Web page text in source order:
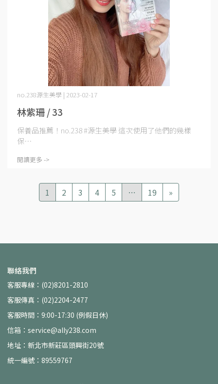
林紫珊 / 33
no.238源生美學 | 2023-02-17
保養品推薦！no.238 #源生美學 這次使用了他們的幾樣
保⋯
閱讀更多 ->
1 2 3 4 5 … 19 »
聯絡我們
客服專線：(02)8201-2810
客服傳真：(02)2204-2477
客服時間：9:00-17:30 (例假日休)
信箱：service@ally238.com
地址：新北市新莊區頭興街20號
統一編號：89559767